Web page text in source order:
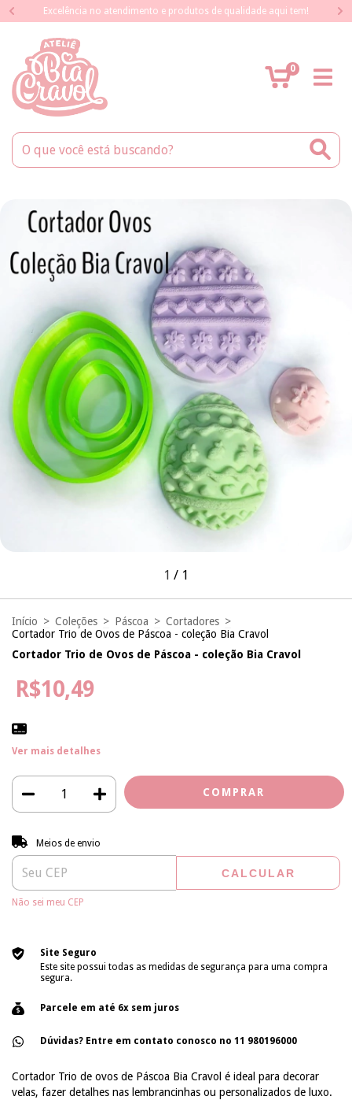
Excelência no atendimento e produtos de qualidade aqui tem!
0
1 / 1
Início > Coleções > Páscoa > Cortadores >
Cortador Trio de Ovos de Páscoa - coleção Bia Cravol
Cortador Trio de Ovos de Páscoa - coleção Bia Cravol
R$10,49
Ver mais detalhes
Entregas para o CEP:
Meios de envio
CALCULAR
Não sei meu CEP
Site Seguro
Este site possui todas as medidas de segurança para uma compra
segura.
Parcele em até 6x sem juros
Dúvidas? Entre em contato conosco no 11 980196000
Cortador Trio de ovos de Páscoa Bia Cravol é ideal para decorar
velas, fazer detalhes nas lembrancinhas ou personalizados de luxo.